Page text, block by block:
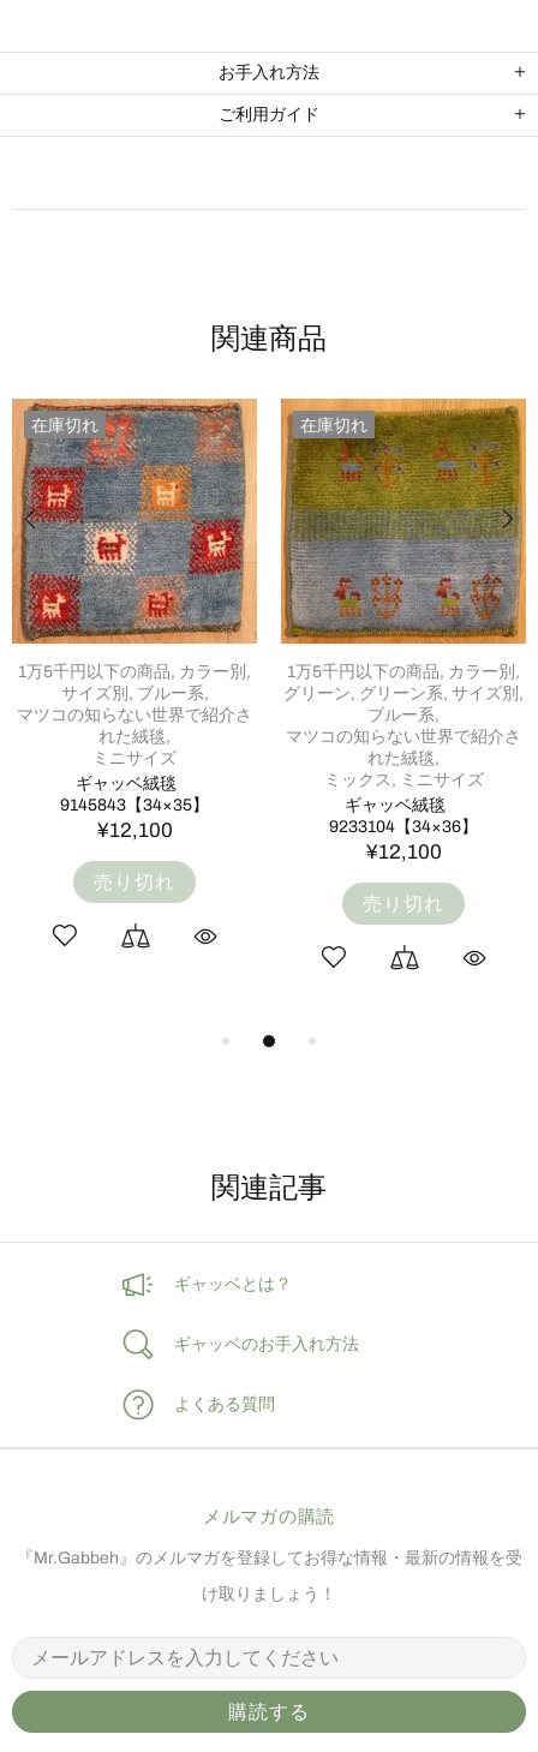
お手入れ方法
ご利用ガイド
関連商品
在庫切れ
アクセントラグサイズ,
カラー別, グリーン, グリーン系,
サイズ別,
ナチュラル・ベージュ系
ギャッベ絨毯​「お花畑」​​​​​​
10070714【160×101】
¥127,600
売り切れ
在庫切れ
カラー別, サイズ別,
ブラウン系,
ミックス,
ランナー・ミニランナーサイズ
ギャッベ絨毯「目を惹くライ
ン」9207232【115×43】
¥57,200
売り切れ
関連記事
ギャッベとは？​
ギャッベの​お手入れ方​法
よく​ある​質問
メルマガの​購読
『Mr.Gabbeh』のメルマガを登録してお得な情報・最新の情報を受
け取りましょう！